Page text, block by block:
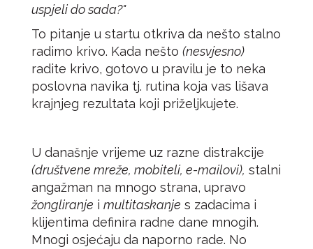
uspjeli do sada?"
To pitanje u startu otkriva da nešto stalno
radimo krivo. Kada nešto (nesvjesno)
radite krivo, gotovo u pravilu je to neka
poslovna navika tj. rutina koja vas lišava
krajnjeg rezultata koji priželjkujete.
U današnje vrijeme uz razne distrakcije
(društvene mreže, mobiteli, e-mailovi), stalni
angažman na mnogo strana, upravo
žongliranje i multitaskanje s zadacima i
klijentima definira radne dane mnogih.
Mnogi osjećaju da naporno rade. No